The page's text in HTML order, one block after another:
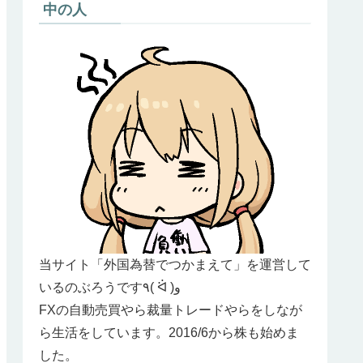
中の人
当サイト「外国為替でつかまえて」を運営して
いるのぶろうです٩( ᐛ )و
FXの自動売買やら裁量トレードやらをしなが
ら生活をしています。2016/6から株も始めま
した。